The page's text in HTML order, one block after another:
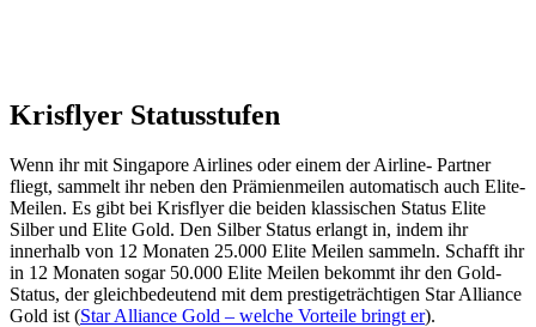
Krisflyer Statusstufen
Wenn ihr mit Singapore Airlines oder einem der Airline- Partner
fliegt, sammelt ihr neben den Prämienmeilen automatisch auch Elite-
Meilen. Es gibt bei Krisflyer die beiden klassischen Status Elite
Silber und Elite Gold. Den Silber Status erlangt in, indem ihr
innerhalb von 12 Monaten 25.000 Elite Meilen sammeln. Schafft ihr
in 12 Monaten sogar 50.000 Elite Meilen bekommt ihr den Gold-
Status, der gleichbedeutend mit dem prestigeträchtigen Star Alliance
Gold ist (Star Alliance Gold – welche Vorteile bringt er).